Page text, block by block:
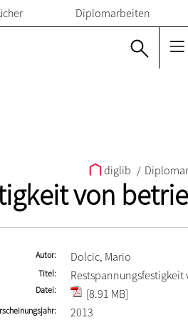
Diplomarbeiten
diglib /
von
Autor Dolcic, Mario
Titel
Datei [8.91 MB]
2013